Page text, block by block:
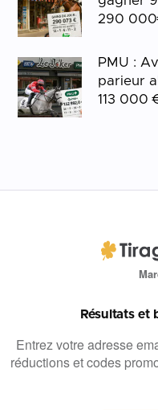
290
PMU :
parieur
113 000
Résultats et
Entrez votre adresse
réductions et codes